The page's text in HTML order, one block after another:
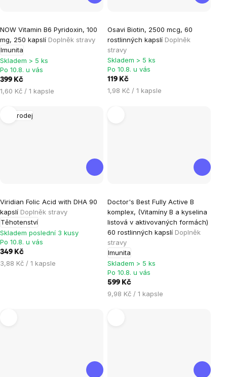
NOW Vitamin B6 Pyridoxin, 100
mg, 250 kapslí Doplněk stravy
Imunita
hodnocení
produktu
je
5,0
z
5
Skladem > 5 ks
Po 10.8. u vás
399 Kč
Měrná
1,60 Kč / 1 kapsle
Osavi Biotin, 2500 mcg, 60
rostlinných kapslí Doplněk
stravy
Skladem > 5 ks
Po 10.8. u vás
119 Kč
Měrná
1,98 Kč / 1 kapsle
Výprodej
Viridian Folic Acid with DHA 90
kapslí Doplněk stravy
Těhotenství
Skladem poslední 3 kusy
Po 10.8. u vás
349 Kč
Měrná
3,88 Kč / 1 kapsle
Doctor's Best Fully Active B
komplex, (Vitamíny B a kyselina
listová v aktivovaných formách)
60 rostlinných kapslí Doplněk
stravy
Imunita
Skladem > 5 ks
Po 10.8. u vás
599 Kč
Měrná
9,98 Kč / 1 kapsle